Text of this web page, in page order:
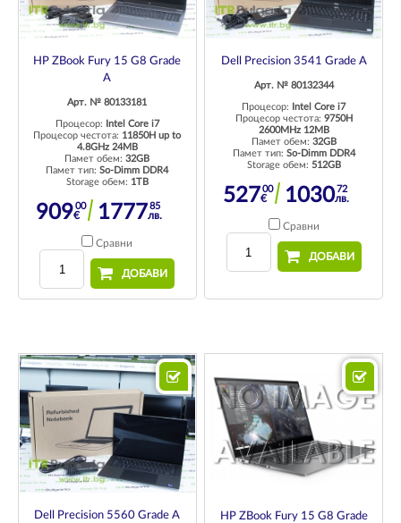
HP ZBook Fury 15 G8 Grade
A
Арт. № 80133181
Процесор:
Intel Core i7
Процесор честота: 11850H up to
4.8GHz 24MB
Памет обем:32GB
Памет тип:So-Dimm DDR4
Storage обем: 1TB
90900
€ 177785
лв.
Сравни
ДОБАВИ
Dell Precision 3541 Grade A
Арт. № 80132344
Процесор:
Intel Core i7
Процесор честота: 9750H
2600MHz 12MB
Памет обем: 32GB
Памет тип: So-Dimm DDR4
Storage обем: 512GB
52700
€ 103072
лв.
Сравни
ДОБАВИ
Dell Precision 5560 Grade A
HP ZBook Fury 15 G8 Grade